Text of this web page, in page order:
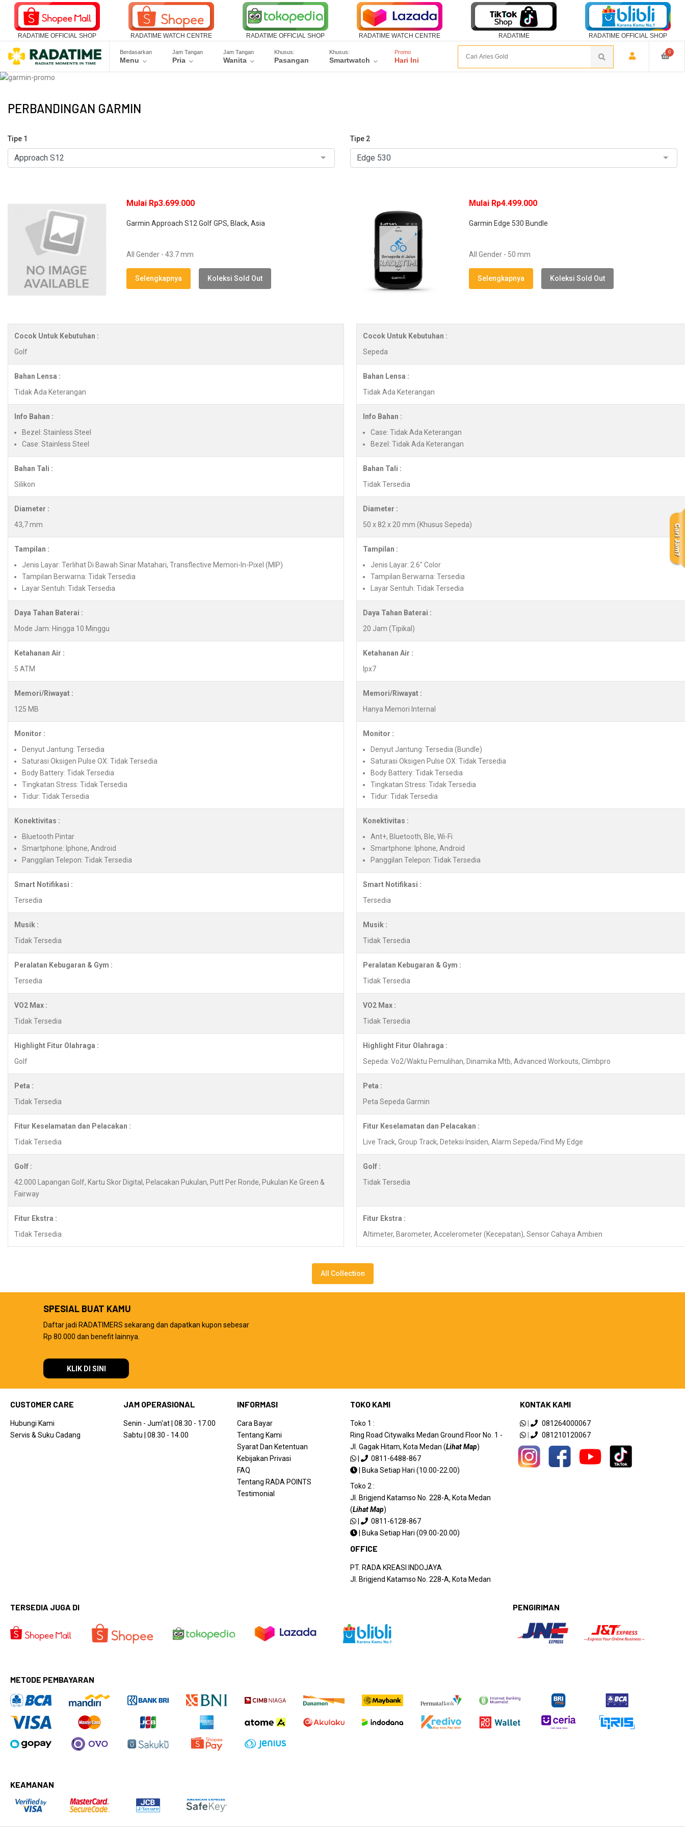
RADATIME OFFICIAL SHOP RADATIME WATCH CENTRE RADATIME OFFICIAL SHOP RADATIME WATCH CENTRE RADATIME RADATIME OFFICIAL SHOP
Berdasarkan
Menu
Jam Tangan
Pria
Jam Tangan
Wanita
Khusus:
Pasangan
Khusus:
Smartwatch
Promo
Hari Ini
0
PERBANDINGAN GARMIN
Tipe 1 Tipe 2
Mulai Rp3.699.000
Garmin Approach S12 Golf GPS, Black, Asia
All Gender - 43.7 mm
Selengkapnya Koleksi Sold Out
Mulai Rp4.499.000
Garmin Edge 530 Bundle
All Gender - 50 mm
Selengkapnya Koleksi Sold Out
Cocok Untuk Kebutuhan :
Golf
Cocok Untuk Kebutuhan :
Sepeda
Bahan Lensa :
Tidak Ada Keterangan
Bahan Lensa :
Tidak Ada Keterangan
Info Bahan :
Bezel: Stainless Steel
Case: Stainless Steel
Info Bahan :
Case: Tidak Ada Keterangan
Bezel: Tidak Ada Keterangan
Bahan Tali :
Silikon
Bahan Tali :
Tidak Tersedia
Diameter :
43,7 mm
Diameter :
50 x 82 x 20 mm (Khusus Sepeda)
Tampilan :
Jenis Layar: Terlihat Di Bawah Sinar Matahari, Transflective Memori-In-Pixel (MIP)
Tampilan Berwarna: Tidak Tersedia
Layar Sentuh: Tidak Tersedia
Tampilan :
Jenis Layar: 2.6" Color
Tampilan Berwarna: Tersedia
Layar Sentuh: Tidak Tersedia
Daya Tahan Baterai :
Mode Jam: Hingga 10 Minggu
Daya Tahan Baterai :
20 Jam (Tipikal)
Ketahanan Air :
5 ATM
Ketahanan Air :
Ipx7
Memori/Riwayat :
125 MB
Memori/Riwayat :
Hanya Memori Internal
Monitor :
Denyut Jantung: Tersedia
Saturasi Oksigen Pulse OX: Tidak Tersedia
Body Battery: Tidak Tersedia
Tingkatan Stress: Tidak Tersedia
Tidur: Tidak Tersedia
Monitor :
Denyut Jantung: Tersedia (Bundle)
Saturasi Oksigen Pulse OX: Tidak Tersedia
Body Battery: Tidak Tersedia
Tingkatan Stress: Tidak Tersedia
Tidur: Tidak Tersedia
Konektivitas :
Bluetooth Pintar
Smartphone: Iphone, Android
Panggilan Telepon: Tidak Tersedia
Konektivitas :
Ant+, Bluetooth, Ble, Wi-Fi
Smartphone: Iphone, Android
Panggilan Telepon: Tidak Tersedia
Smart Notifikasi :
Tersedia
Smart Notifikasi :
Tersedia
Musik :
Tidak Tersedia
Musik :
Tidak Tersedia
Peralatan Kebugaran & Gym :
Tersedia
Peralatan Kebugaran & Gym :
Tidak Tersedia
VO2 Max :
Tidak Tersedia
VO2 Max :
Tidak Tersedia
Highlight Fitur Olahraga :
Golf
Highlight Fitur Olahraga :
Sepeda: Vo2/Waktu Pemulihan, Dinamika Mtb, Advanced Workouts, Climbpro
Peta :
Tidak Tersedia
Peta :
Peta Sepeda Garmin
Fitur Keselamatan dan Pelacakan :
Tidak Tersedia
Fitur Keselamatan dan Pelacakan :
Live Track, Group Track, Deteksi Insiden, Alarm Sepeda/Find My Edge
Golf :
42.000 Lapangan Golf, Kartu Skor Digital, Pelacakan Pukulan, Putt Per Ronde, Pukulan Ke Green &
Fairway
Golf :
Tidak Tersedia
Fitur Ekstra :
Tidak Tersedia
Fitur Ekstra :
Altimeter, Barometer, Accelerometer (Kecepatan), Sensor Cahaya Ambien
All Collection
SPESIAL BUAT KAMU
Daftar jadi RADATIMERS sekarang dan dapatkan kupon sebesar
Rp 80.000 dan benefit lainnya.
KLIK DI SINI
CUSTOMER CARE
Hubungi Kami
Servis & Suku Cadang
JAM OPERASIONAL
Senin - Jum'at | 08.30 - 17.00
Sabtu | 08.30 - 14.00
INFORMASI
Cara Bayar
Tentang Kami
Syarat Dan Ketentuan
Kebijakan Privasi
FAQ
Tentang RADA POINTS
Testimonial
TOKO KAMI
Toko 1 :
Ring Road Citywalks Medan Ground Floor No. 1 -
Jl. Gagak Hitam, Kota Medan (Lihat Map)
|
0811-6488-867
|
Buka Setiap Hari (10.00-22.00)
Toko 2 :
Jl. Brigjend Katamso No. 228-A, Kota Medan
(Lihat Map)
|
0811-6128-867
|
Buka Setiap Hari (09.00-20.00)
OFFICE
PT. RADA KREASI INDOJAYA
Jl. Brigjend Katamso No. 228-A, Kota Medan
KONTAK KAMI
|
081264000067
|
081210120067
TERSEDIA JUGA DI PENGIRIMAN
METODE PEMBAYARAN
KEAMANAN